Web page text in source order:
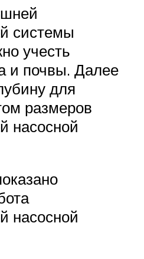
системы
учесть
и почвы. Далее
для
размеров
насосной
насосной